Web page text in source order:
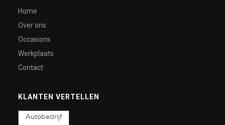
Home
Over ons
Occasions
Werkplaats
Contact
KLANTEN VERTELLEN
Autobedrijf